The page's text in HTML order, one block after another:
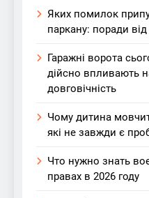
Яких помилок
паркану: поради
Гаражні ворота
дійсно впливають
довговічність
Чому дитина
які не завжди є
Что нужно знать
правах в 2026 году